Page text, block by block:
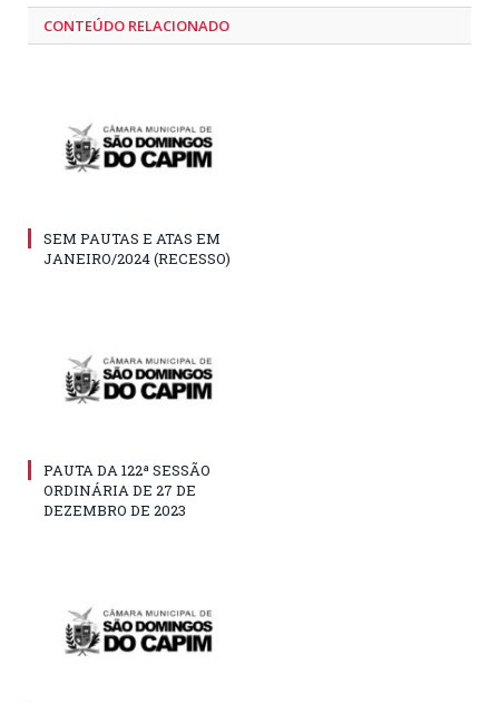
CONTEÚDO RELACIONADO
SEM PAUTAS E ATAS EM
JANEIRO/2024 (RECESSO)
PAUTA DA 122ª SESSÃO
ORDINÁRIA DE 27 DE
DEZEMBRO DE 2023